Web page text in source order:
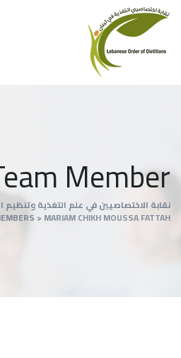
Member
نقابة الاختصاصيين في علم التغذية وتنظيم
> MARIAM CHIKH MOUSSA FATTAH